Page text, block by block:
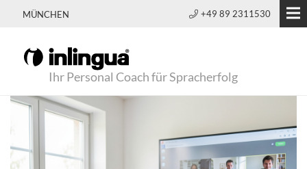
MÜNCHEN +49 89 2311530
Ihr Personal Coach für Spracherfolg